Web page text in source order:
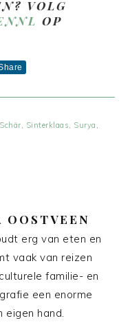
VOLG
OP
Schär, Sinterklaas, Surya ,
OOSTVEEN
erg van eten en
vaak van reizen
familie- en
een enorme
eigen hand.